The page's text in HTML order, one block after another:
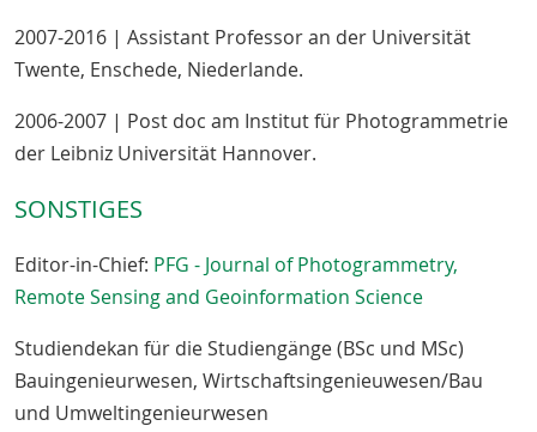
2007-2016 | Assistant Professor an der Universität
Twente, Enschede, Niederlande.
2006-2007 | Post doc am Institut für Photogrammetrie
der Leibniz Universität Hannover.
SONSTIGES
Editor-in-Chief: PFG - Journal of Photogrammetry,
Remote Sensing and Geoinformation Science
Studiendekan für die Studiengänge (BSc und MSc)
Bauingenieurwesen, Wirtschaftsingenieuwesen/Bau
und Umweltingenieurwesen